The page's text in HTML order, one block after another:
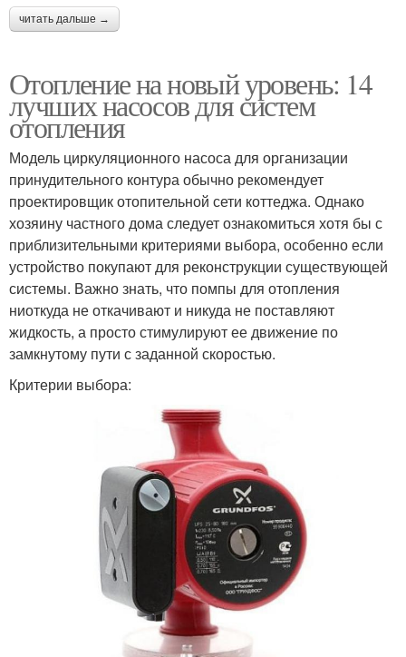
читать дальше →
Отопление на новый уровень: 14
лучших насосов для систем
отопления
Модель циркуляционного насоса для организации
принудительного контура обычно рекомендует
проектировщик отопительной сети коттеджа. Однако
хозяину частного дома следует ознакомиться хотя бы с
приблизительными критериями выбора, особенно если
устройство покупают для реконструкции существующей
системы. Важно знать, что помпы для отопления
ниоткуда не откачивают и никуда не поставляют
жидкость, а просто стимулируют ее движение по
замкнутому пути с заданной скоростью.
Критерии выбора: